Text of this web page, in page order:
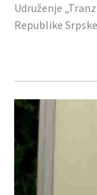
Udruženje
Republike